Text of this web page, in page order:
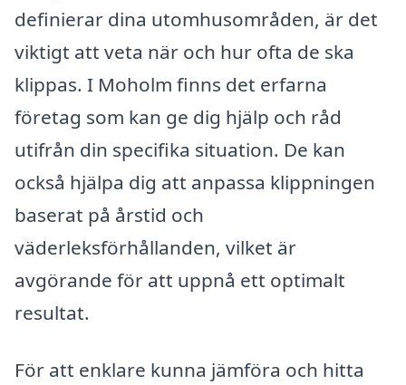
definierar dina utomhusområden, är det
viktigt att veta när och hur ofta de ska
klippas. I Moholm finns det erfarna
företag som kan ge dig hjälp och råd
utifrån din specifika situation. De kan
också hjälpa dig att anpassa klippningen
baserat på årstid och
väderleksförhållanden, vilket är
avgörande för att uppnå ett optimalt
resultat.
För att enklare kunna jämföra och hitta